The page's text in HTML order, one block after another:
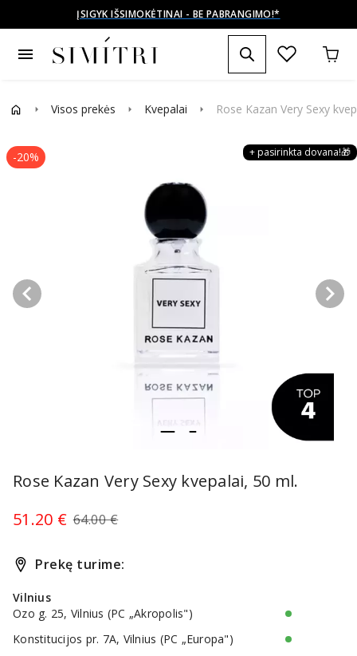
ĮSIGYK IŠSIMOKĖTINAI - BE PABRANGIMO!*
menu
arrow_right Visos prekės arrow_right Kvepalai arrow_right Rose Kazan Very Sexy
-20%
keyboard_arrow_left keyboard_arrow_right
+ pasirinkta dovana!🎁
Rose Kazan Very Sexy kvepalai, 50 ml.
51.20 € 64.00 €
Prekę turime:
Vilnius
Ozo g. 25, Vilnius (PC „Akropolis")
Konstitucijos pr. 7A, Vilnius (PC „Europa")